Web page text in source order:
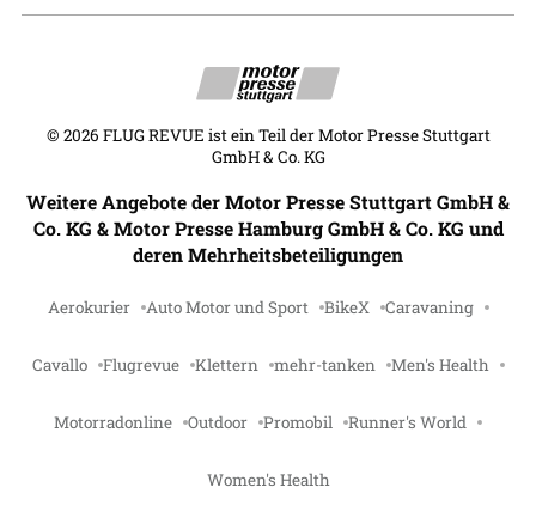
© 2026 FLUG REVUE ist ein Teil der Motor Presse Stuttgart
GmbH & Co. KG
Weitere Angebote der Motor Presse Stuttgart GmbH &
Co. KG & Motor Presse Hamburg GmbH & Co. KG und
deren Mehrheitsbeteiligungen
Aerokurier Auto Motor und Sport BikeX Caravaning
Cavallo Flugrevue Klettern mehr-tanken Men's Health
Motorradonline Outdoor Promobil Runner's World
Women's Health